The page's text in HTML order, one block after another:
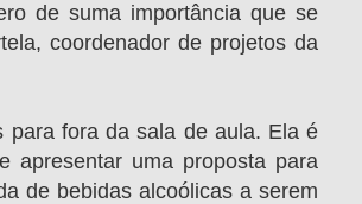
de suma importância que se
coordenador de projetos da
para fora da sala de aula. Ela é
apresentar uma proposta para
de bebidas alcoólicas a serem